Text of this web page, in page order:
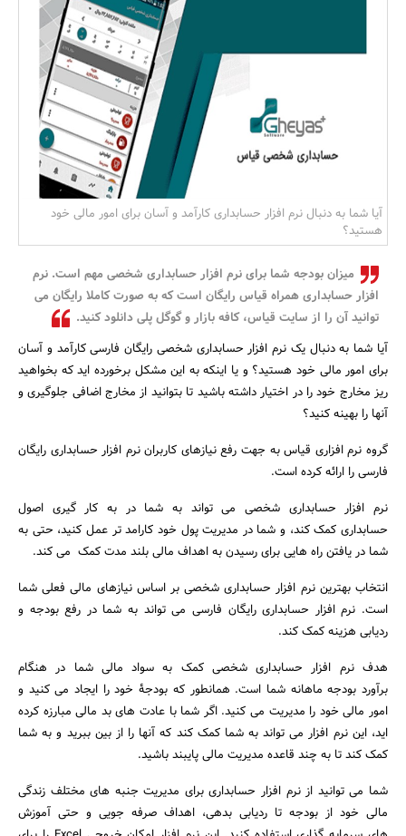
بانک، بیمه و سرمایه
مسکن و ساختمان
آیا شما به دنبال نرم افزار حسابداری کارآمد و آسان برای امور مالی خود
هستید؟
میزان بودجه شما برای نرم افزار حسابداری شخصی مهم است. نرم
افزار حسابداری همراه قیاس رایگان است که به صورت کاملا رایگان می
توانید آن را از سایت قیاس، کافه بازار و گوگل پلی دانلود کنید.
آیا شما به دنبال یک نرم افزار حسابداری شخصی رایگان فارسی کارآمد و آسان
برای امور مالی خود هستید؟ و یا اینکه به این مشکل برخورده اید که بخواهید
ریز مخارج خود را در اختیار داشته باشید تا بتوانید از مخارج اضافی جلوگیری و
آنها را بهینه کنید؟
گروه نرم افزاری قیاس به جهت رفع نیازهای کاربران نرم افزار حسابداری رایگان
فارسی را ارائه کرده است.
نرم افزار حسابداری شخصی می تواند به شما در به کار گیری اصول
حسابداری کمک کند، و شما در مدیریت پول خود کارامد تر عمل کنید، حتی به
شما در یافتن راه هایی برای رسیدن به اهداف مالی بلند مدت کمک می کند.
انتخاب بهترین نرم افزار حسابداری شخصی بر اساس نیازهای مالی فعلی شما
است. نرم افزار حسابداری رایگان فارسی می تواند به شما در رفع بودجه و
ردیابی هزینه کمک کند.
هدف نرم افزار حسابداری شخصی کمک به سواد مالی شما در هنگام
برآورد بودجه ماهانه شما است. همانطور که بودجۀ خود را ایجاد می کنید و
امور مالی خود را مدیریت می کنید. اگر شما با عادت های بد مالی مبارزه کرده
اید، این نرم افزار می تواند به شما کمک کند که آنها را از بین ببرید و به شما
کمک کند تا به چند قاعده مدیریت مالی پایبند باشید.
شما می توانید از نرم افزار حسابداری برای مدیریت جنبه های مختلف زندگی
مالی خود از بودجه تا ردیابی بدهی، اهداف صرفه جویی و حتی آموزش